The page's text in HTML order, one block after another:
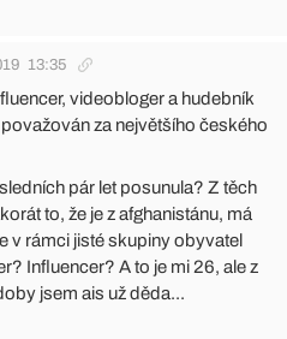
13:35
videobloger a hudebník
za největšího českého
pár let posunula? Z těch
to, že je z afghanistánu, má
v rámci jisté skupiny obyvatel
Influencer? A to je mi 26, ale z
jsem ais už děda...